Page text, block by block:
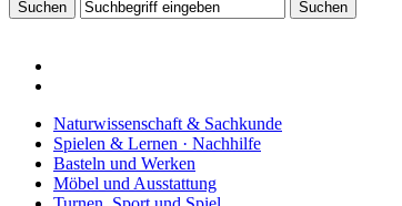
Naturwissenschaft & Sachkunde
Spielen & Lernen · Nachhilfe
Basteln und Werken
Möbel und Ausstattung